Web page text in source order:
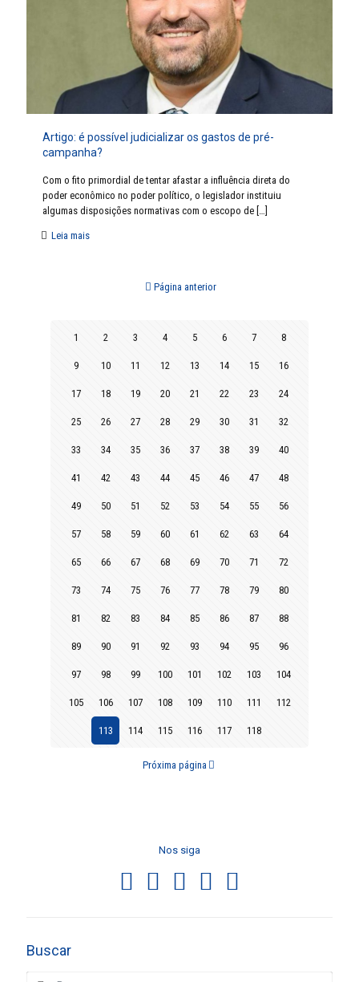
Artigo: é possível judicializar os gastos de pré-
campanha?
Com o fito primordial de tentar afastar a influência direta do
poder econômico no poder político, o legislador instituiu
algumas disposições normativas com o escopo de
Leia mais
Página anterior
1 2 3 4 5 6 7 8
9 10 11 12 13 14 15 16
17 18 19 20 21 22 23 24
25 26 27 28 29 30 31 32
33 34 35 36 37 38 39 40
41 42 43 44 45 46 47 48
49 50 51 52 53 54 55 56
57 58 59 60 61 62 63 64
65 66 67 68 69 70 71 72
73 74 75 76 77 78 79 80
81 82 83 84 85 86 87 88
89 90 91 92 93 94 95 96
97 98 99 100 101 102 103 104
105 106 107 108 109 110 111 112
113 114 115 116 117 118
Próxima página
Nos siga
Buscar